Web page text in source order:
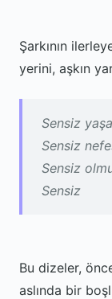
Şarkının
yerini, aşkın
Sensiz
Sensiz
Sensiz
Sensiz
Bu dizeler,
aslında bir